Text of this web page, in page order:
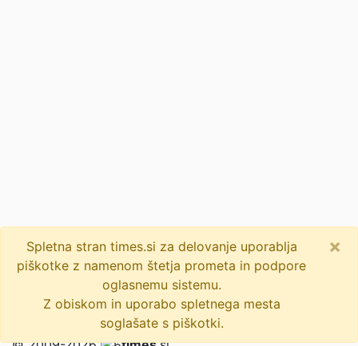
Spletna stran times.si za delovanje uporablja
piškotke z namenom štetja prometa in podpore
oglasnemu sistemu.
Z obiskom in uporabo spletnega mesta
soglašate s piškotki.
×